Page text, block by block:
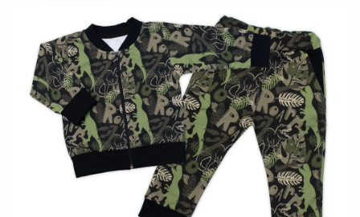
hviezdičiek.